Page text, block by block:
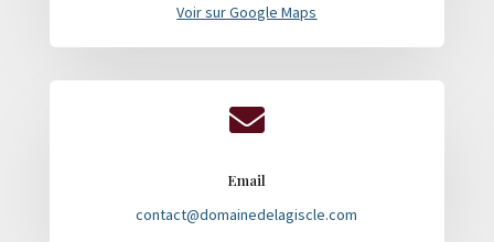
Voir sur Google Maps

Email
contact@domainedelagiscle.com